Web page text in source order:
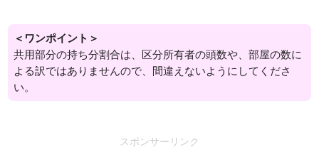
＜ワンポイント＞
共用部分の持ち分割合は、区分所有者の頭数や、部屋の数に
よる訳ではありませんので、間違えないようにしてくださ
い。
スポンサーリンク